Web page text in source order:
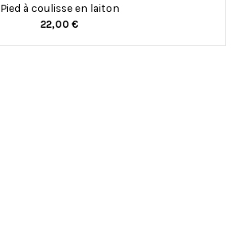
Pied à coulisse en laiton
22,00 €